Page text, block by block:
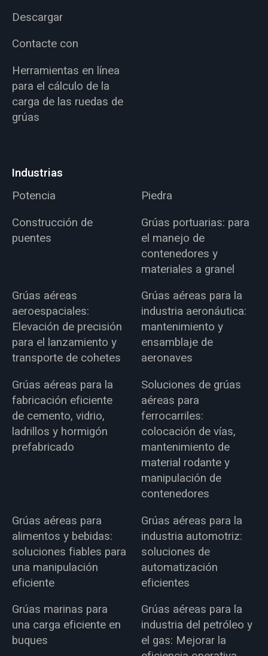
Descargar
Contacte con
Herramientas en línea
para el cálculo de la
carga de las ruedas de
grúas
Industrias
Potencia
Piedra
Construcción de
puentes
Grúas portuarias: para
el manejo de
contenedores y
materiales a granel
Grúas aéreas
aeroespaciales:
Elevación de precisión
para el lanzamiento y
transporte de cohetes
Grúas aéreas para la
industria aeronáutica:
mantenimiento y
ensamblaje de
aeronaves
Grúas aéreas para la
fabricación eficiente
de cemento, vidrio,
ladrillos y hormigón
prefabricado
Soluciones de grúas
aéreas para
ferrocarriles:
colocación de vías,
mantenimiento de
material rodante y
manipulación de
contenedores
Grúas aéreas para
alimentos y bebidas:
soluciones fiables para
una manipulación
eficiente
Grúas aéreas para la
industria automotriz:
soluciones de
automatización
eficientes
Grúas marinas para
una carga eficiente en
buques
Grúas aéreas para la
industria del petróleo y
el gas: Mejorar la